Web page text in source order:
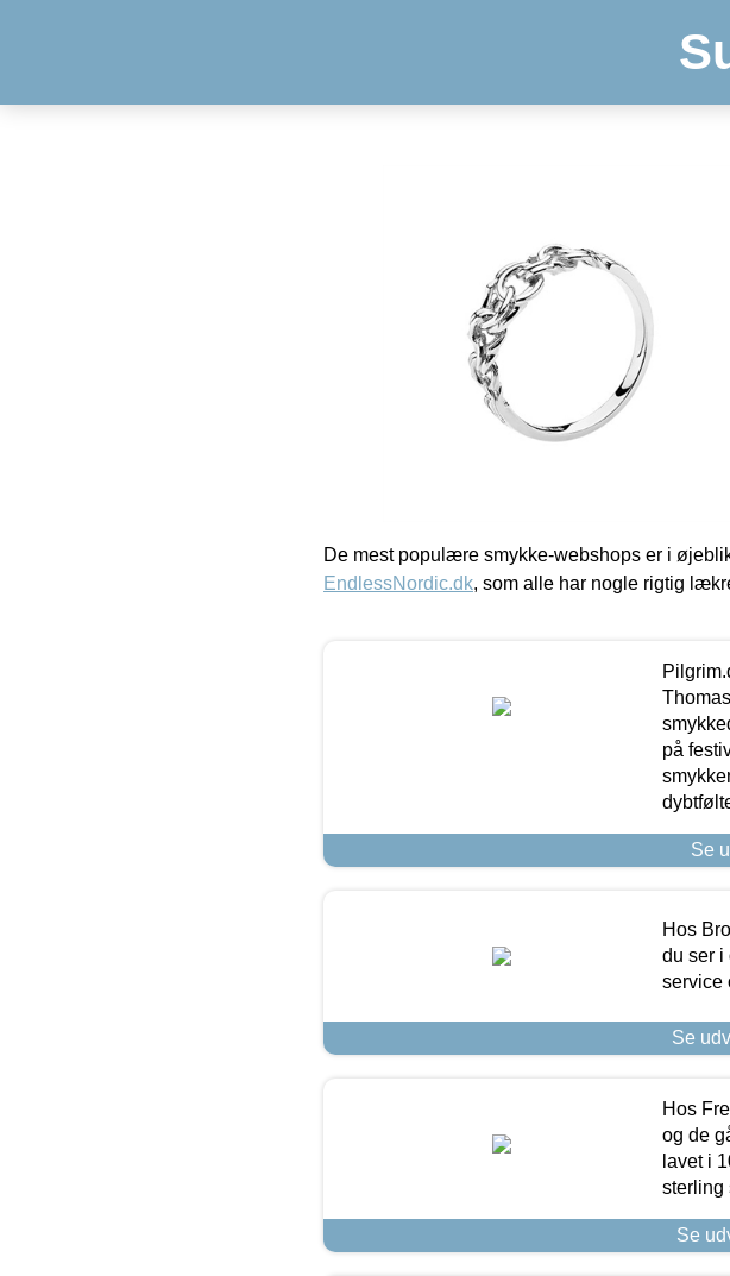
De mest populære smykke-webshops er i
EndlessNordic.dk, som alle har nogle rigtig
på
Se
Hos
du ser i
service
Se
Hos
og de
lavet i
sterling
Se